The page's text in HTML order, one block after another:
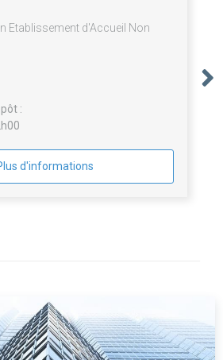
Etablissement d'Accueil Non
:
d'informations